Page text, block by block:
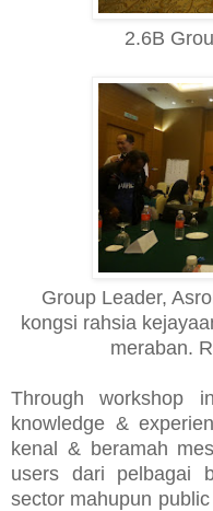
2.6B
Group Leader,
kongsi rahsia
meraban.
Through workshop
knowledge &
kenal & beramah
users dari pelbagai
sector mahupun